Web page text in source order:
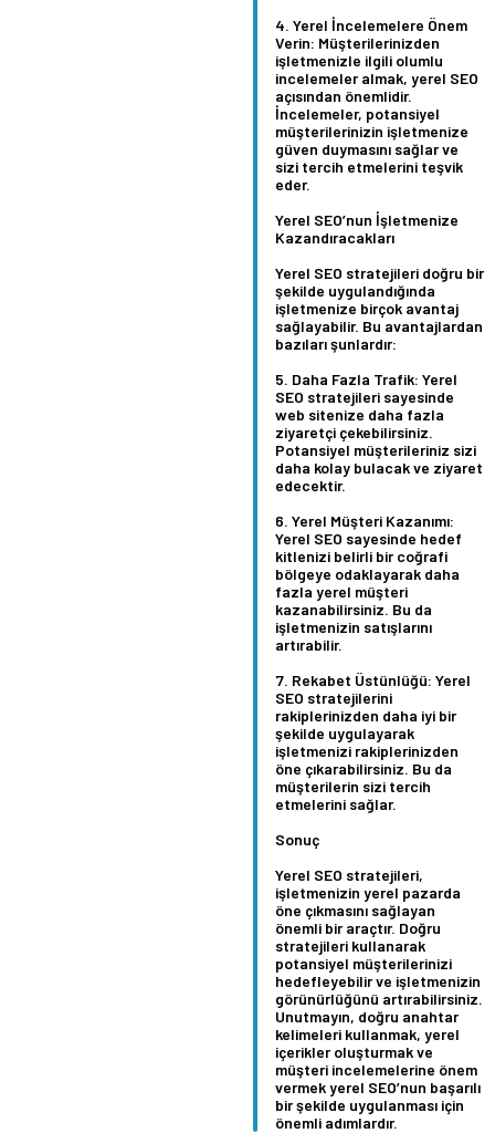
Yerel İncelemelere Önem
Verin: Müşterilerinizden
işletmenizle ilgili olumlu
incelemeler almak, yerel SEO
açısından önemlidir.
İncelemeler, potansiyel
müşterilerinizin işletmenize
güven duymasını sağlar ve
sizi tercih etmelerini teşvik
eder.
Yerel SEO’nun İşletmenize
Kazandıracakları
Yerel SEO stratejileri doğru bir
şekilde uygulandığında
işletmenize birçok avantaj
sağlayabilir. Bu avantajlardan
bazıları şunlardır:
Daha Fazla Trafik: Yerel
SEO stratejileri sayesinde
web sitenize daha fazla
ziyaretçi çekebilirsiniz.
Potansiyel müşterileriniz sizi
daha kolay bulacak ve ziyaret
edecektir.
Yerel Müşteri Kazanımı:
Yerel SEO sayesinde hedef
kitlenizi belirli bir coğrafi
bölgeye odaklayarak daha
fazla yerel müşteri
kazanabilirsiniz. Bu da
işletmenizin satışlarını
artırabilir.
Rekabet Üstünlüğü: Yerel
SEO stratejilerini
rakiplerinizden daha iyi bir
şekilde uygulayarak
işletmenizi rakiplerinizden
öne çıkarabilirsiniz. Bu da
müşterilerin sizi tercih
etmelerini sağlar.
Sonuç
Yerel SEO stratejileri,
işletmenizin yerel pazarda
öne çıkmasını sağlayan
önemli bir araçtır. Doğru
stratejileri kullanarak
potansiyel müşterilerinizi
hedefleyebilir ve işletmenizin
görünürlüğünü artırabilirsiniz.
Unutmayın, doğru anahtar
kelimeleri kullanmak, yerel
içerikler oluşturmak ve
müşteri incelemelerine önem
vermek yerel SEO’nun başarılı
bir şekilde uygulanması için
önemli adımlardır.